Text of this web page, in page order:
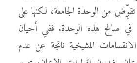
من الوحدة الجامعة، لكنها على
في صالح هذه الوحدة. ففي أحيان
المشيخية ناتجة عن عدم